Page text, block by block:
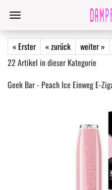
« Erster « zurück weiter »
22 Artikel in dieser Kategorie
Geek Bar - Peach Ice Einweg E-